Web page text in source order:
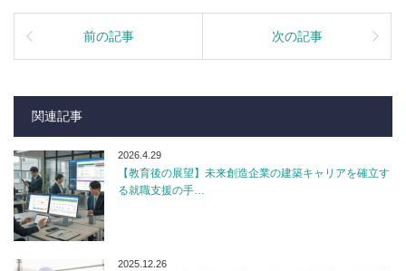
前の記事 次の記事
関連記事
2026.4.29
【教育後の展望】未来創造企業の建築キャリアを確立す
る就職支援の手…
2025.12.26